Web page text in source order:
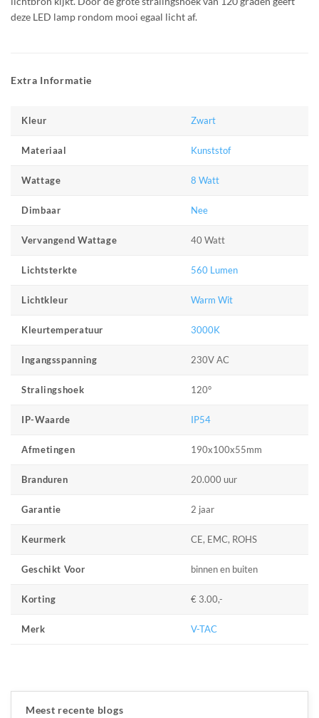
deze LED lamp rondom mooi egaal licht af.
Extra Informatie
Kleur Zwart
Materiaal Kunststof
Wattage 8 Watt
Dimbaar Nee
Vervangend Wattage 40 Watt
Lichtsterkte 560 Lumen
Lichtkleur Warm Wit
Kleurtemperatuur 3000K
Ingangsspanning 230V AC
Stralingshoek 120°
IP-Waarde IP54
Afmetingen 190x100x55mm
Branduren 20.000 uur
Garantie 2 jaar
Keurmerk CE, EMC, ROHS
Geschikt Voor binnen en buiten
Korting € 3.00,-
Merk V-TAC
Meest recente blogs